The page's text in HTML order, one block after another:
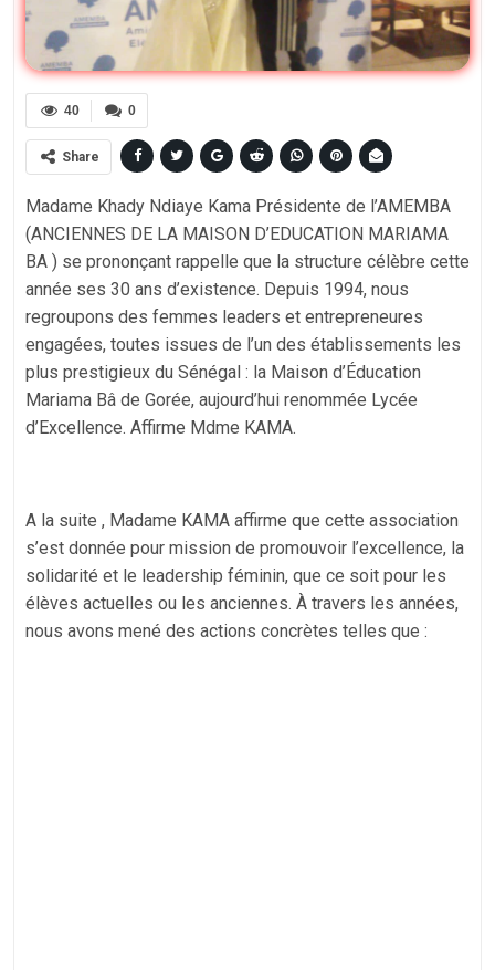
0
40
Share
Madame Khady Ndiaye Kama Présidente de l’AMEMBA
(ANCIENNES DE LA MAISON D’EDUCATION MARIAMA
BA ) se prononçant rappelle que la structure célèbre cette
année ses 30 ans d’existence. Depuis 1994, nous
regroupons des femmes leaders et entrepreneures
engagées, toutes issues de l’un des établissements les
plus prestigieux du Sénégal : la Maison d’Éducation
Mariama Bâ de Gorée, aujourd’hui renommée Lycée
d’Excellence. Affirme Mdme KAMA.
A la suite , Madame KAMA affirme que cette association
s’est donnée pour mission de promouvoir l’excellence, la
solidarité et le leadership féminin, que ce soit pour les
élèves actuelles ou les anciennes. À travers les années,
nous avons mené des actions concrètes telles que :